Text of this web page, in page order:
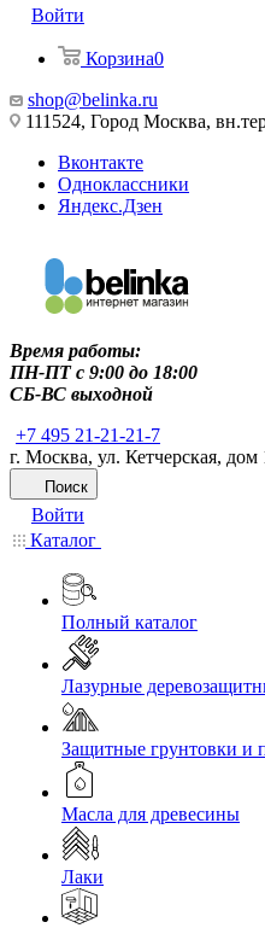
Войти
Корзина0
shop@belinka.ru
111524, Город Москва,
Вконтакте
Одноклассники
Яндекс.Дзен
Время работы:
ПН-ПТ c 9:00 до 18:00
СБ-ВС выходной
+7 495 21-21-21-7
г. Москва, ул. Кетчерская, дом
Поиск
Войти
Каталог
Полный каталог
Лазурные
Защитные грунтовки и
Масла для древесины
Лаки